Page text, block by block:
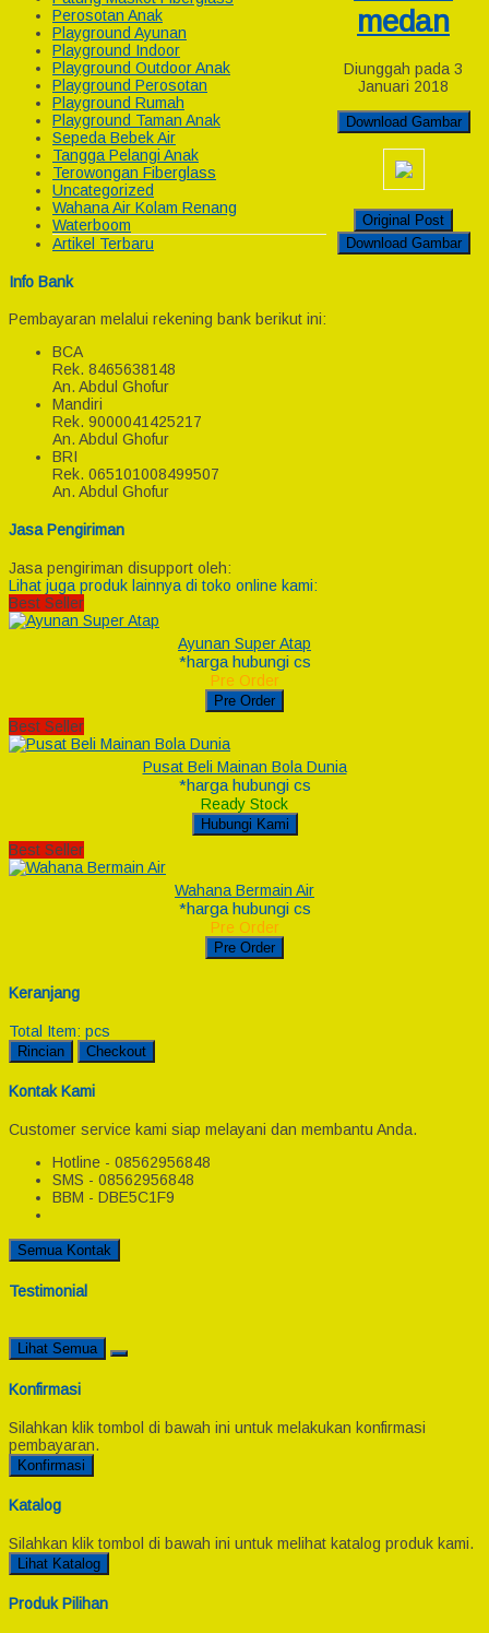
Perosotan Anak
Playground Ayunan
Playground Indoor
Playground Outdoor Anak
Playground Perosotan
Playground Rumah
Playground Taman Anak
Sepeda Bebek Air
Tangga Pelangi Anak
Terowongan Fiberglass
Uncategorized
Wahana Air Kolam Renang
Waterboom
Artikel Terbaru
Info Bank
Pembayaran melalui rekening bank berikut ini:
BCA
Rek. 8465638148
An. Abdul Ghofur
Mandiri
Rek. 9000041425217
An. Abdul Ghofur
BRI
Rek. 065101008499507
An. Abdul Ghofur
Jasa Pengiriman
Jasa pengiriman disupport oleh:
medan
Diunggah pada 3
Januari 2018
Download Gambar
Original Post
Download Gambar
Lihat juga produk lainnya di toko online kami:
Best Seller
Ayunan Super Atap
*harga hubungi cs
Pre Order
Pre Order
Best Seller
Pusat Beli Mainan Bola Dunia
*harga hubungi cs
Ready Stock
Hubungi Kami
Best Seller
Wahana Bermain Air
*harga hubungi cs
Pre Order
Pre Order
Keranjang
Total Item: pcs
Rincian Checkout
Kontak Kami
Customer service kami siap melayani dan membantu Anda.
Hotline - 08562956848
SMS - 08562956848
BBM - DBE5C1F9
Semua Kontak
Testimonial
Lihat Semua
Konfirmasi
Silahkan klik tombol di bawah ini untuk melakukan konfirmasi
pembayaran.
Konfirmasi
Katalog
Silahkan klik tombol di bawah ini untuk melihat katalog produk kami.
Lihat Katalog
Produk Pilihan